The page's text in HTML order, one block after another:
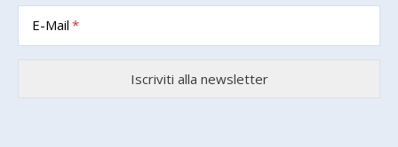
E-Mail